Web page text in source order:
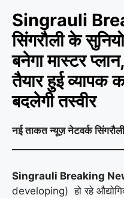
Singrauli
सिंगरौली के
बनेगा मास्टर
तैयार हुई व्यापक
बदलेगी तस्वीर
नई ताकत न्यूज़ नेटवर्क सिंगरौली
Singrauli Breaking
developing) हो रहे